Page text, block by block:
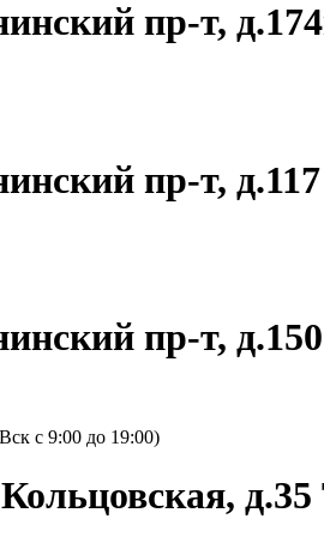
пр-т,
пр-т,
пр-т,
с 9:00 до 19:00)